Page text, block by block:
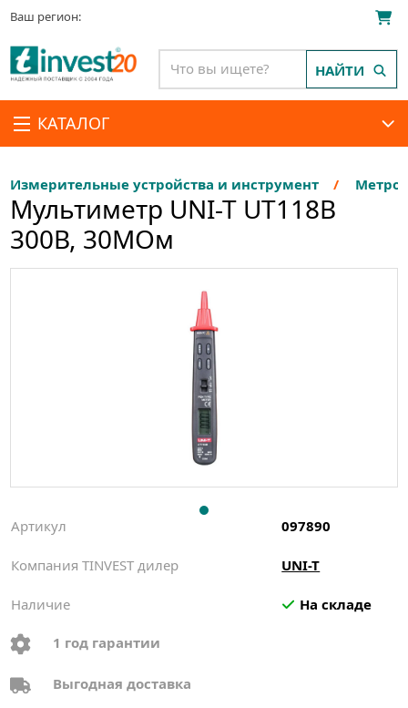
Ваш регион:
КАТАЛОГ
НАЙТИ
Измерительные устройства и инструмент
Мультиметр UNI-T UT118B
300В, 30МОм
Артикул 097890
Компания TINVEST дилер UNI-T
Наличие На складе
1 год гарантии
Выгодная доставка